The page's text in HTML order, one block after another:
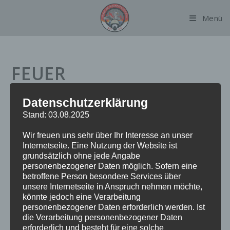
Menü
FEUER
BRANDMELDEANLAGE
Datum:25. März 2024 um 9:46 Uhr
Alarmierungsart:TME
Einsatzart:FEUBMA
Einsatzort:Alsterdorfer Markt
Fahrzeuge:FF Alsterdorf
Weitere Kräfte:BF Alsterdorf, Polizei
Datenschutzerklärung
Stand: 03.08.2025
Wir freuen uns sehr über Ihr Interesse an unser
Internetseite. Eine Nutzung der Website ist
grundsätzlich ohne jede Angabe
personenbezogener Daten möglich. Sofern eine
betroffene Person besondere Services über
unsere Internetseite in Anspruch nehmen möchte,
könnte jedoch eine Verarbeitung
personenbezogener Daten erforderlich werden. Ist
die Verarbeitung personenbezogener Daten
erforderlich und besteht für eine solche